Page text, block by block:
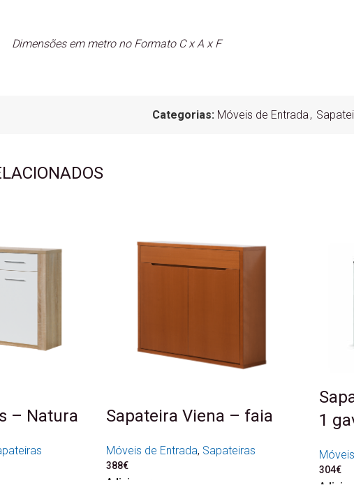
Dimensões em metro no Formato C x A x F
Categorias: Móveis de Entrada,
– Natura Sapateira Viena – faia
Móveis de Entrada, Sapateiras
388€
Adicionar
1
304€